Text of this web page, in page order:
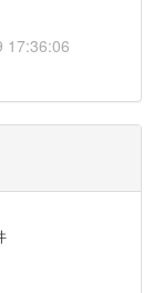
17:36:06